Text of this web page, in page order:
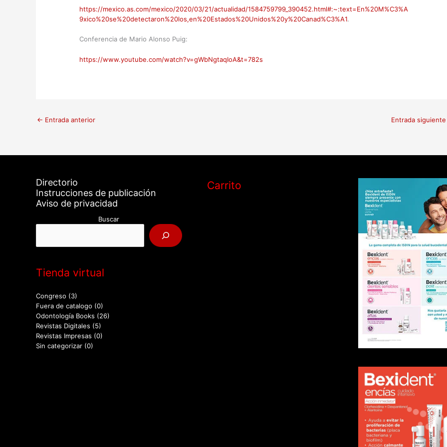
https://mexico.as.com/mexico/2020/03/21/actualidad/1584759799_390452.html#:~:text=En%20M%C3%A
9xico%20se%20detectaron%20los,en%20Estados%20Unidos%20y%20Canad%C3%A1.
Conferencia de Mario Alonso Puig:
https://www.youtube.com/watch?v=gWbNgtaqIoA&t=782s
← Entrada anterior Entrada
Directorio
Instrucciones de publicación
Aviso de privacidad
Buscar
Tienda virtual
Congreso (3)
Fuera de catalogo (0)
Odontología Books (26)
Revistas Digitales (5)
Revistas Impresas (0)
Sin categorizar (0)
Carrito